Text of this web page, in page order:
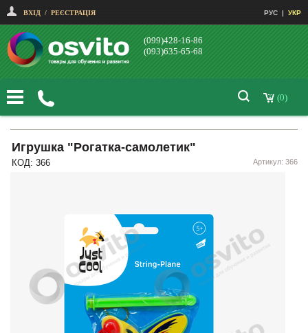
ВХІД / РЕЄСТРАЦІЯ РУС | УКР
(099)428-16-86
(093)635-65-68
(0)
Игрушка "Рогатка-самолетик"
КОД: 366 Артикул: 366